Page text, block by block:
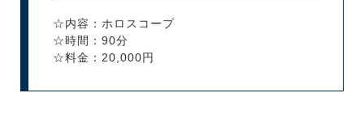
☆内容：ホロスコープ
☆時間：90分
☆料金：20,000円